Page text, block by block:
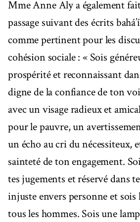
Mme Anne Aly a également
passage suivant des écrits
comme pertinent pour les
cohésion sociale : « Sois
prospérité et reconnaissant
digne de la confiance de ton
avec un visage radieux et
pour le pauvre, un
un écho au cri du nécessiteux,
sainteté de ton engagement.
tes jugements et réservé dans
injuste envers personne et
tous les hommes. Sois une